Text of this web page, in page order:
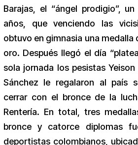
Barajas, el “ángel prodigio”,
años, que venciendo las
obtuvo en gimnasia una medalla
oro. Después llegó el día
sola jornada los pesistas
Sánchez le regalaron al país
cerrar con el bronce de la
Rentería. En total, tres
bronce y catorce diplomas
deportistas colombianos,